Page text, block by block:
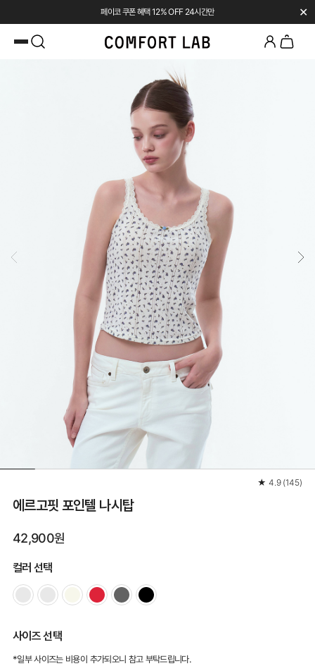
페이코 쿠폰 혜택 12% OFF 24시간만 ✕
★ 4.9 (145)
에르고핏 포인텔 나시탑
42,900원
컬러 선택
사이즈 선택
*일부 사이즈는 비용이 추가되오니 참고 부탁드립니다.